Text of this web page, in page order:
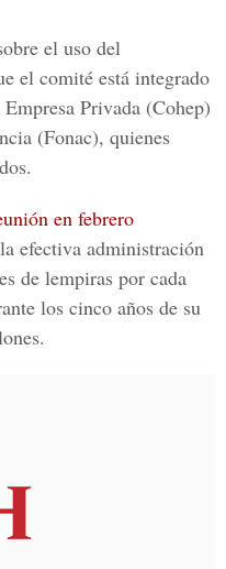
el uso del
el comité está integrado
Privada (Cohep)
(Fonac), quienes
en febrero
efectiva administración
de lempiras por cada
los cinco años de su